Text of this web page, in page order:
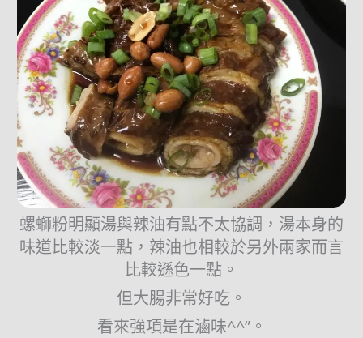
螺螄粉明顯湯與辣油有點不太協調，湯本身的
味道比較淡一點，辣油也相較於另外兩家而言
比較遜色一點。
但大腸非常好吃。
看來強項是在滷味^^”。